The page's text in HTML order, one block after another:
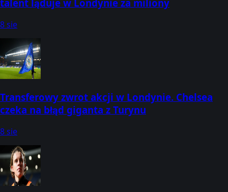
talent ląduje w Londynie za miliony
8 sie
Transferowy zwrot akcji w Londynie. Chelsea
czeka na błąd giganta z Turynu
8 sie